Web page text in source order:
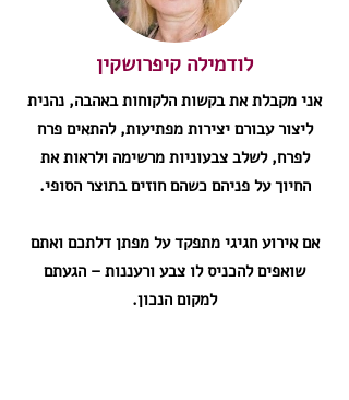
אני מקבלת את בקשות הלקוחות באהבה, נהנית
ליצור עבורם יצירות מפתיעות, להתאים פרח
לפרח, לשלב צבעוניות מרשימה ולראות את
החיוך על פניהם כשהם חוזים בתוצר הסופי.
אם אירוע חגיגי מתפקד על מפתן דלתכם ואתם
שואפים להכניס לו צבע ורעננות – הגעתם
למקום הנכון.
לודמילה קיפרושקין